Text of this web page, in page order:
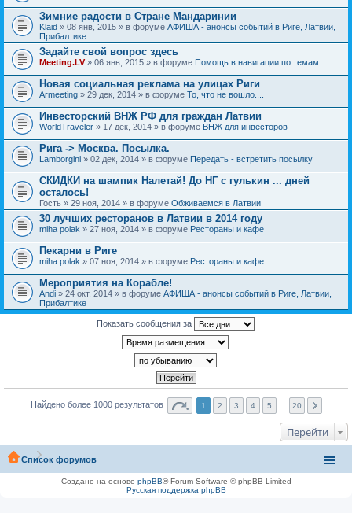
Зимние радости в Стране Мандаринии
Klaid » 08 янв, 2015 » в форуме АФИША - анонсы событий в Риге, Латвии,
Прибалтике
Задайте свой вопрос здесь
Meeting.LV» 06 янв, 2015 » в форуме Помощь в навигации по темам
Новая социальная реклама на улицах Риги
Armeeting » 29 дек, 2014 » в форуме То, что не вошло....
Инвесторский ВНЖ РФ для граждан Латвии
WorldTraveler » 17 дек, 2014 » в форуме ВНЖ для инвесторов
Рига -> Москва. Посылка.
Lamborgini » 02 дек, 2014 » в форуме Передать - встретить посылку
СКИДКИ на шампик Налетай! До НГ с гулькин ... дней
осталось!
Гость » 29 ноя, 2014 » в форуме Обживаемся в Латвии
30 лучших ресторанов в Латвии в 2014 году
miha polak » 27 ноя, 2014 » в форуме Рестораны и кафе
Пекарни в Риге
miha polak » 07 ноя, 2014 » в форуме Рестораны и кафе
Мероприятия на Корабле!
Andi » 24 окт, 2014 » в форуме АФИША - анонсы событий в Риге, Латвии,
Прибалтике
Показать сообщения за
Найдено более 1000 результатов 1 2 3 4 5 20
Перейти
Список форумов
Создано на основе phpBB® Forum Software © phpBB Limited
Русская поддержка phpBB